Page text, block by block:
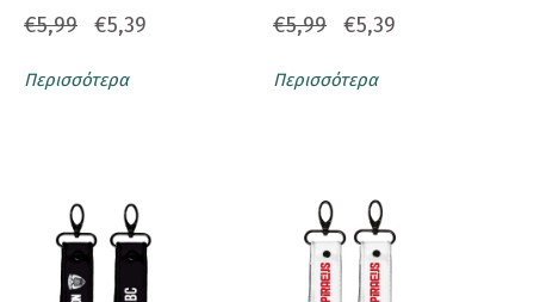
€5,99 €5,39
Περισσότερα
€5,99 €5,39
Περισσότερα